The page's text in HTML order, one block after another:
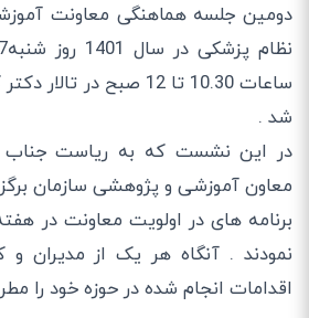
دومین جلسه هماهنگی معاونت
ساعات 10.30 تا 12 صبح در
شد .
در این نشست که به ریاست جناب
معاون آموزشی و پژوهشی سازمان
برنامه های در اولویت معاونت در
نمودند . آنگاه هر یک از مدیران و
اقدامات انجام شده در حوزه خود را